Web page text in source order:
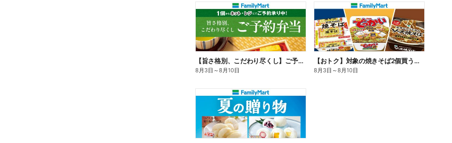
【旨さ格別、こだわり尽くし】ご予約弁当
8月3日 ～8月10日
【おトク】対象の焼きそば2個買うと100円引き!
8月3日 ～8月10日